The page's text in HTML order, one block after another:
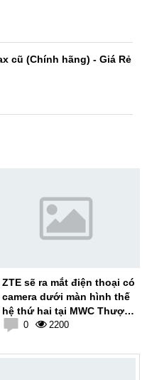
cũ (Chính hãng) - Giá Rẻ
ZTE sẽ ra mắt điện thoại có
camera dưới màn hình thế
hệ thứ hai tại MWC Thượng
0 2200